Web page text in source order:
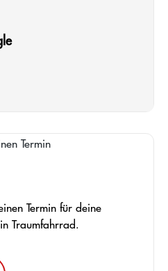
Termin für deine
Traumfahrrad.